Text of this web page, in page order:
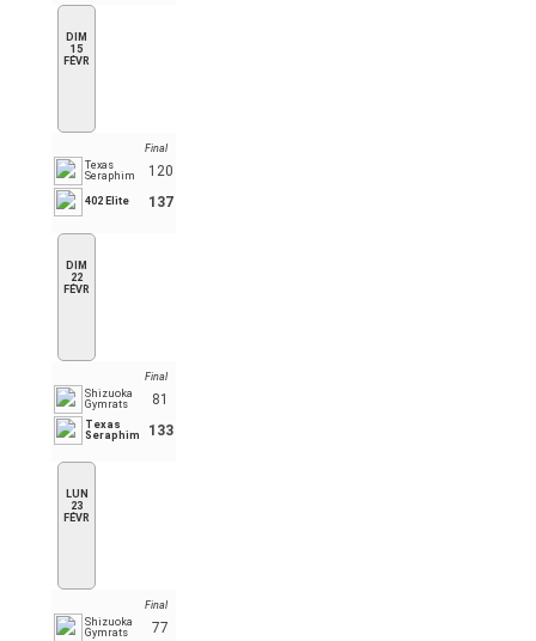
DIM
15
FÉVR
Final
Texas
Seraphim
120
402 Elite 137
DIM
22
FÉVR
Final
Shizuoka
Gymrats
81
Texas
Seraphim
133
LUN
23
FÉVR
Final
Shizuoka
Gymrats
77